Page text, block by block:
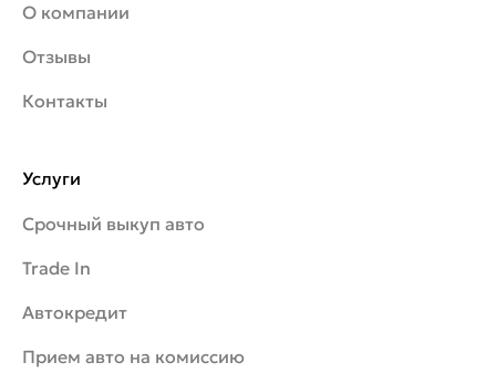
О компании
Отзывы
Контакты
Услуги
Срочный выкуп авто
Trade In
Автокредит
Прием авто на комиссию